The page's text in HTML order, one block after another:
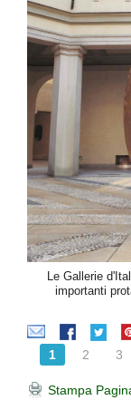
Le Gallerie
importanti
1 2 3
Stampa